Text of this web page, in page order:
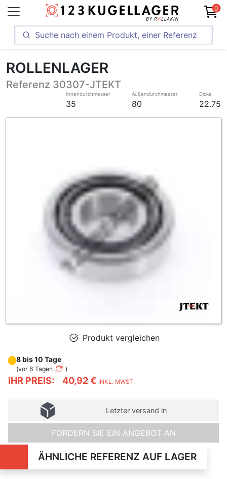
0
ROLLENLAGER
Referenz 30307-JTEKT
Innendurchmesser
35
Außendurchmesser
80
Dicke
22.75
Produkt vergleichen
IHR PREIS: 40,92 € INKL. MWST.
8 bis 10 Tage
(vor 6 Tagen )
Letzter versand in
FORDERN SIE EIN ANGEBOT AN
ÄHNLICHE REFERENZ AUF LAGER